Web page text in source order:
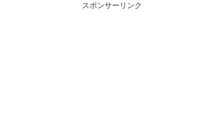
スポンサーリンク